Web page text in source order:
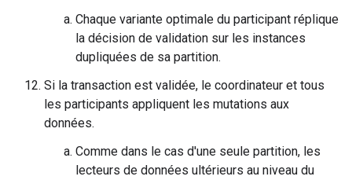
Chaque variante optimale du participant réplique
la décision de validation sur les instances
dupliquées de sa partition.
Si la transaction est validée, le coordinateur et tous
les participants appliquent les mutations aux
données.
Comme dans le cas d'une seule partition, les
lecteurs de données ultérieurs au niveau du